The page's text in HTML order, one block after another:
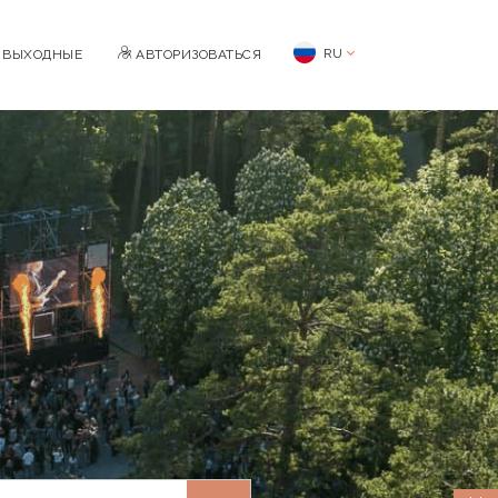
BЫХОДНЫЕ АВТОРИЗОВАТЬСЯ RU